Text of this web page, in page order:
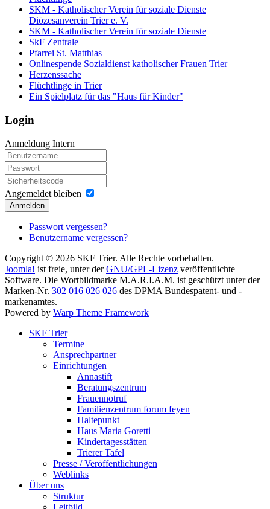
SKM - Katholischer Verein für soziale Dienste
Diözesanverein Trier e. V.
SKM - Katholischer Verein für soziale Dienste
SkF Zentrale
Pfarrei St. Matthias
Onlinespende Sozialdienst katholischer Frauen Trier
Herzenssache
Flüchtlinge in Trier
Ein Spielplatz für das "Haus für Kinder"
Login
Anmeldung Intern
Angemeldet bleiben
Anmelden
Passwort vergessen?
Benutzername vergessen?
Copyright © 2026 SKF Trier. Alle Rechte vorbehalten.
Joomla! ist freie, unter derGNU/GPL-Lizenz veröffentlichte
Software. Die Wortbildmarke M.A.R.I.A.M. ist geschützt unter der
Marken-Nr. 302 016 026 026 des DPMA Bundespatent- und -
markenamtes.
Powered by Warp Theme Framework
SKF Trier
Termine
Ansprechpartner
Einrichtungen
Annastift
Beratungszentrum
Frauennotruf
Familienzentrum forum feyen
Haltepunkt
Haus Maria Goretti
Kindertagesstätten
Trierer Tafel
Presse / Veröffentlichungen
Weblinks
Über uns
Struktur
Leitbild